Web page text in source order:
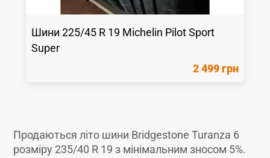
Шини225/45 R 19 Michelin Pilot Sport
Super
2 499 грн
Продаються літо шини Bridgestone Turanza 6
розміру 235/40 R 19 з мінімальним зносом 5%.